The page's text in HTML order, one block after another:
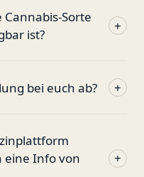
Sorte
ist?
+
bei euch ab? +
eine Info von
+